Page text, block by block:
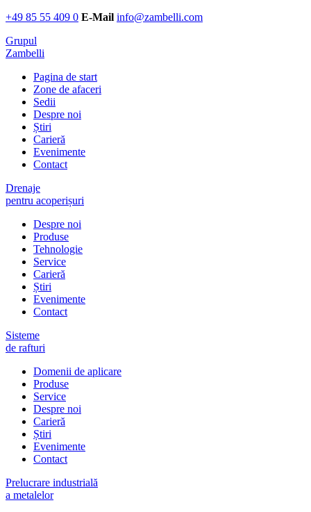
+49 85 55 409 0 E-Mail info@zambelli.com
Grupul
Zambelli
Pagina de start
Zone de afaceri
Sedii
Despre noi
Știri
Carieră
Evenimente
Contact
Drenaje
pentru acoperișuri
Despre noi
Produse
Tehnologie
Service
Carieră
Știri
Evenimente
Contact
Sisteme
de rafturi
Domenii de aplicare
Produse
Service
Despre noi
Carieră
Știri
Evenimente
Contact
Prelucrare industrială
a metalelor